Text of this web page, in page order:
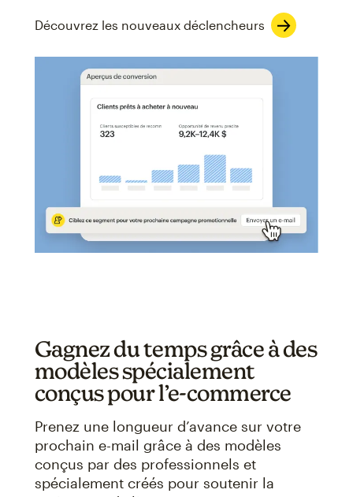
Découvrez les nouveaux déclencheurs
Gagnez du temps grâce à des
modèles spécialement
conçus pour l’e-commerce
Prenez une longueur d’avance sur votre
prochain e-mail grâce à des modèles
conçus par des professionnels et
spécialement créés pour soutenir la